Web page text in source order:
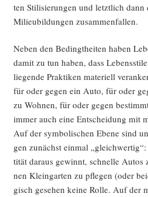
ten Sti­li­sie­run­gen und letzt­lich
Milieu­bil­dun­gen zusammenfallen.
Neben den Bedingt­hei­ten haben
damit zu tun haben, dass
lie­gen­de Prak­ti­ken mate­ri­ell
für oder gegen ein Auto, für oder
zu Woh­nen, für oder gegen
immer auch eine Ent­schei­dung mit
Auf der sym­bo­li­schen Ebe­ne sind
gen zunächst ein­mal
ti­tät dar­aus gewinnt, schnel­le
nen Klein­gar­ten zu pfle­gen (oder
gisch gese­hen kei­ne Rol­le. Auf der